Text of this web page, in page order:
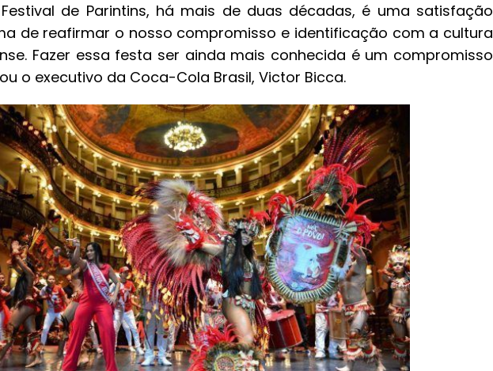
de Parintins, há mais de duas décadas, é uma satisfação
de reafirmar o nosso compromisso e identificação com a cultura
Fazer essa festa ser ainda mais conhecida é um compromisso
o executivo da Coca-Cola Brasil, Victor Bicca.